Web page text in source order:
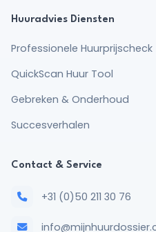
Huuradvies Diensten
Professionele Huurprijscheck
QuickScan Huur Tool
Gebreken & Onderhoud
Succesverhalen
Contact & Service
+31 (0)50 211 30 76